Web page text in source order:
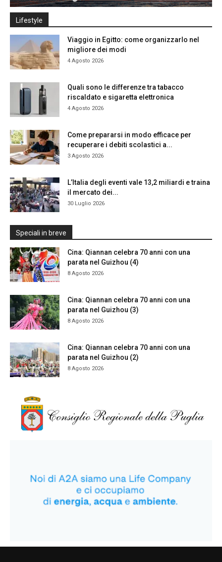
Lifestyle
Viaggio in Egitto: come organizzarlo nel
migliore dei modi
4 Agosto 2026
Quali sono le differenze tra tabacco
riscaldato e sigaretta elettronica
4 Agosto 2026
Come prepararsi in modo efficace per
recuperare i debiti scolastici a...
3 Agosto 2026
L’Italia degli eventi vale 13,2 miliardi e traina
il mercato dei...
30 Luglio 2026
Speciali in breve
Cina: Qiannan celebra 70 anni con una
parata nel Guizhou (4)
8 Agosto 2026
Cina: Qiannan celebra 70 anni con una
parata nel Guizhou (3)
8 Agosto 2026
Cina: Qiannan celebra 70 anni con una
parata nel Guizhou (2)
8 Agosto 2026